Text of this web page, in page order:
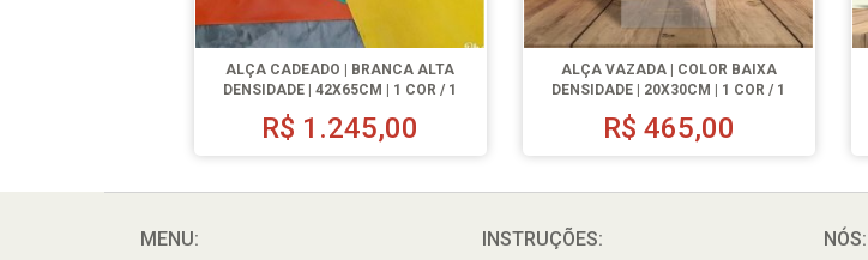
ALÇA CADEADO | BRANCA ALTA
DENSIDADE | 42X65CM | 1 COR / 1
LADO | 500 UN.
R$ 1.245,00
ALÇA VAZADA | COLOR BAIXA
DENSIDADE | 20X30CM | 1 COR / 1
LADO | 500 UN.
R$ 465,00
MENU: INSTRUÇÕES: NÓS: